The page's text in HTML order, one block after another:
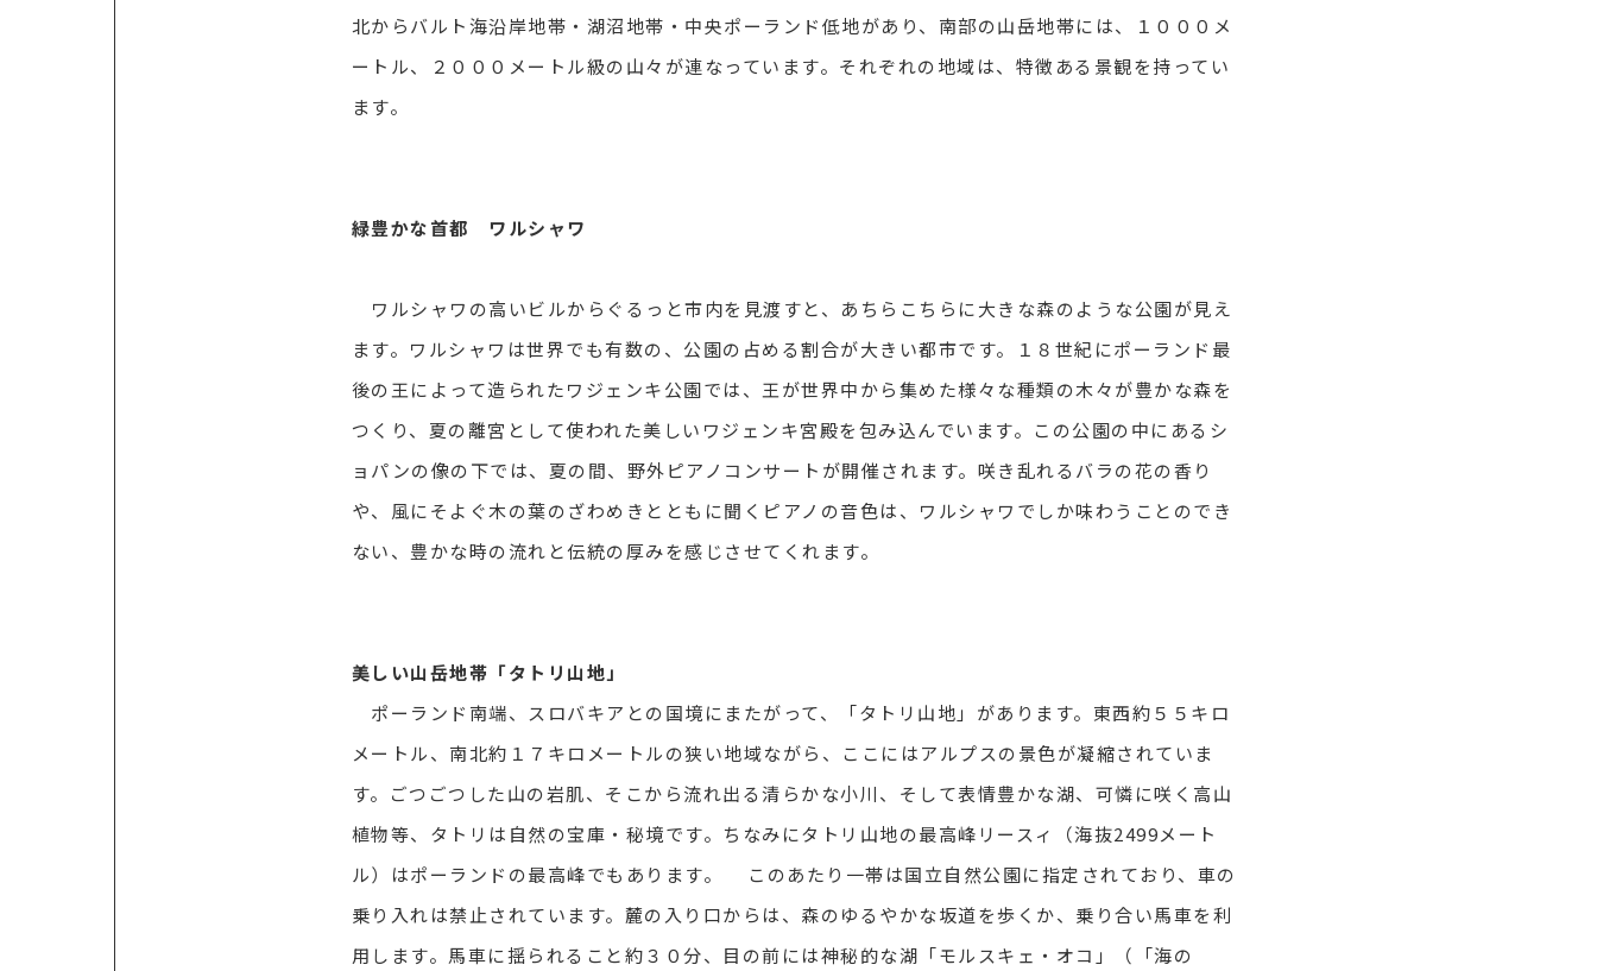
北からバルト海沿岸地帯・湖沼地帯・中央ポーランド低地があり、南部の山岳地帯には、１０００メ
ートル、２０００メートル級の山々が連なっています。それぞれの地域は、特徴ある景観を持ってい
ます。
緑豊かな首都 ワルシャワ
ワルシャワの高いビルからぐるっと市内を見渡すと、あちらこちらに大きな森のような公園が見え
ます。ワルシャワは世界でも有数の、公園の占める割合が大きい都市です。１８世紀にポーランド最
後の王によって造られたワジェンキ公園では、王が世界中から集めた様々な種類の木々が豊かな森を
つくり、夏の離宮として使われた美しいワジェンキ宮殿を包み込んでいます。この公園の中にあるシ
ョパンの像の下では、夏の間、野外ピアノコンサートが開催されます。咲き乱れるバラの花の香り
や、風にそよぐ木の葉のざわめきとともに聞くピアノの音色は、ワルシャワでしか味わうことのでき
ない、豊かな時の流れと伝統の厚みを感じさせてくれます。
美しい山岳地帯「タトリ山地」
ポーランド南端、スロバキアとの国境にまたがって、「タトリ山地」があります。東西約５５キロ
メートル、南北約１７キロメートルの狭い地域ながら、ここにはアルプスの景色が凝縮されていま
す。ごつごつした山の岩肌、そこから流れ出る清らかな小川、そして表情豊かな湖、可憐に咲く高山
植物等、タトリは自然の宝庫・秘境です。ちなみにタトリ山地の最高峰リースィ（海抜2499メート
ル）はポーランドの最高峰でもあります。 このあたり一帯は国立自然公園に指定されており、車の
乗り入れは禁止されています。麓の入り口からは、森のゆるやかな坂道を歩くか、乗り合い馬車を利
用します。馬車に揺られること約３０分、目の前には神秘的な湖「モルスキェ・オコ」（「海の